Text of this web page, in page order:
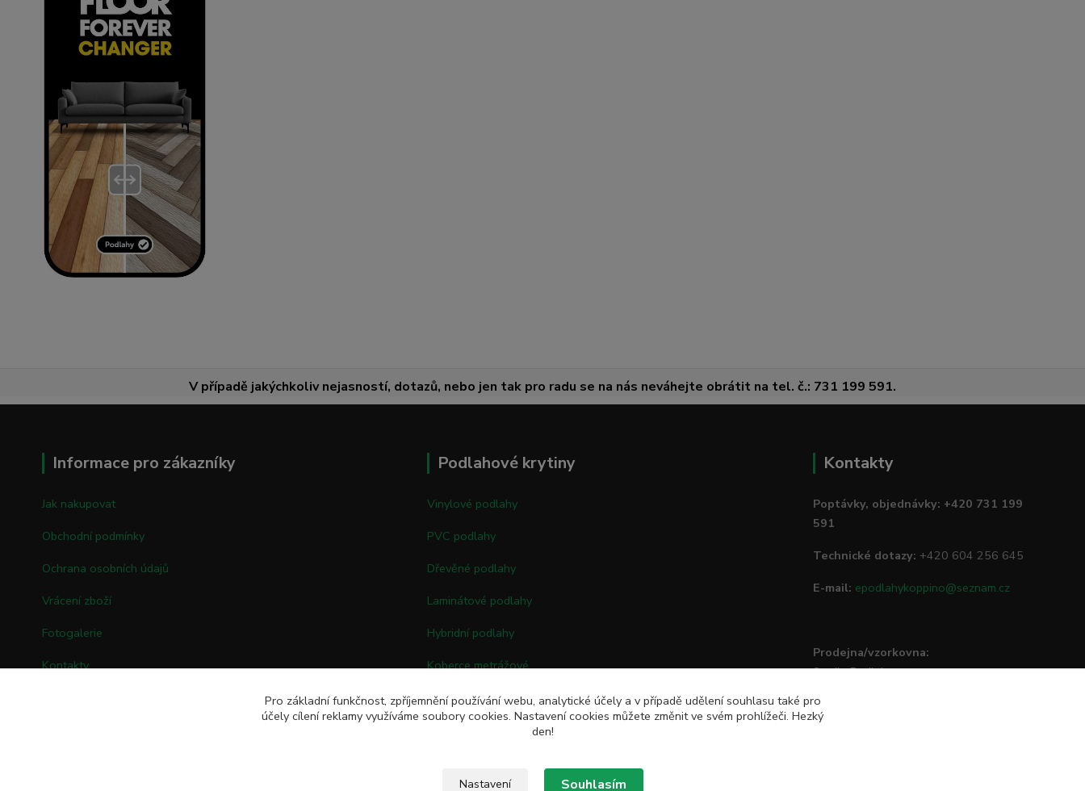
V případě jakýchkoliv nejasností, dotazů, nebo jen tak pro radu se na nás neváhejte obrátit na tel. č.: 731 199 591.
Informace pro zákazníky
Jak nakupovat
Obchodní podmínky
Ochrana osobních údajů
Vrácení zboží
Fotogalerie
Kontakty
Podlahové krytiny
Vinylové podlahy
PVC podlahy
Dřevěné podlahy
Laminátové podlahy
Hybridní podlahy
Koberce metrážové
Kobercové čtverce
Kontakty
Poptávky, objednávky: +420 731 199
591
Technické dotazy: +420 604 256 645
E-mail: epodlahykoppino@seznam.cz
Prodejna/vzorkovna:
Studio Podlah
74801 Hlučín
Pro základní funkčnost, zpříjemnění používání webu, analytické účely a v případě udělení souhlasu také pro
účely cílení reklamy využíváme soubory cookies. Nastavení cookies můžete změnit ve svém prohlížeči. Hezký
den!
Nastavení Souhlasím